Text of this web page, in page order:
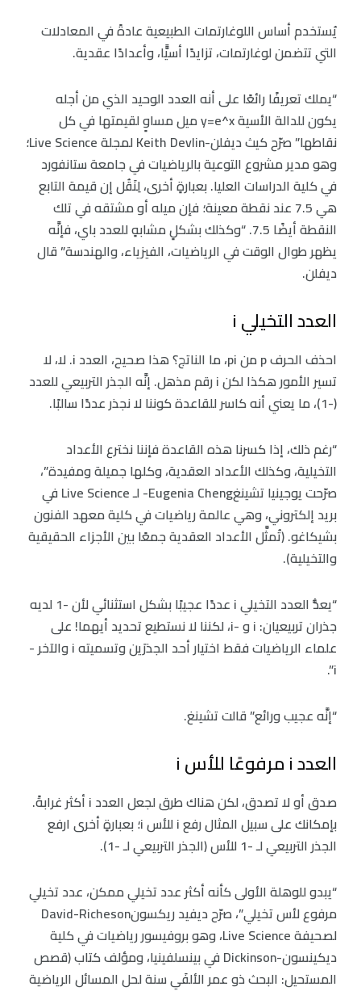
يُستخدم أساس اللوغارتمات الطبيعية عادةً في المعادلات
التي تتضمن لوغارتمات، تزايدًا أسيًّا، وأعدادًا عقدية.
“يملك تعريفًا رائعًا على أنه العدد الوحيد الذي من أجله
يكون للدالة الأسية y=e^x ميل مساوٍ لقيمتها في كل
نقاطها” صرّح كيث ديفلن-Keith Devlin لمجلة Live Science؛
وهو مدير مشروع التوعية بالرياضيات في جامعة ستانفورد
في كلية الدراسات العليا. بعبارةٍ أخرى، لِنَقُل إن قيمة التابع
هي 7.5 عند نقطة معينة؛ فإن ميله أو مشتقه في تلك
النقطة أيضًا 7.5. “وكذلك بشكلٍ مشابهٍ للعدد باي، فإنَّه
يظهر طوال الوقت في الرياضيات، الفيزياء، والهندسة” قال
ديفلن.
العدد التخيلي i
احذف الحرف p من pi، ما الناتج؟ هذا صحيح، العدد i. لا، لا
تسير الأمور هكذا لكن i رقم مذهل. إنَّه الجذر التربيعي للعدد
(-1)، ما يعني أنه كاسر للقاعدة كوننا لا نجذر عددًا سالبًا.
“رغم ذلك، إذا كسرنا هذه القاعدة فإننا نخترع الأعداد
التخيلية، وكذلك الأعداد العقدية، وكلها جميلة ومفيدة”،
صرّحت يوجينيا تشينغEugenia Cheng- لـ Live Science في
بريد إلكتروني، وهي عالمة رياضيات في كلية معهد الفنون
بشيكاغو. (تُمثَّل الأعداد العقدية جمعًا بين الأجزاء الحقيقية
والتخيلية).
“يعدُّ العدد التخيلي i عددًا عجيبًا بشكل استثنائي لأن -1 لديه
جذران تربيعيان: i و -i، لكننا لا نستطيع تحديد أيهما! على
علماء الرياضيات فقط اختيار أحد الجذرَين وتسميته i والآخر -
i”.
“إنَّه عجيب ورائع” قالت تشينغ.
العدد i مرفوعًا للأس i
صدق أو لا تصدق، لكن هناك طرق لجعل العدد i أكثر غرابةً.
بإمكانك على سبيل المثال رفع i للأس i؛ بعبارةٍ أخرى ارفع
الجذر التربيعي لـ -1 للأس (الجذر التربيعي لـ -1).
“يبدو للوهلة الأولى كأنه أكثر عدد تخيلي ممكن، عدد تخيلي
مرفوع لأس تخيلي”، صرّح ديفيد ريكسونDavid-Richeson
لصحيفة Live Science، وهو بروفيسور رياضيات في كلية
ديكينسون-Dickinson في بينسلفينيا، ومؤلف كتاب (قصص
المستحيل: البحث ذو عمر الألفَي سنة لحل المسائل الرياضية